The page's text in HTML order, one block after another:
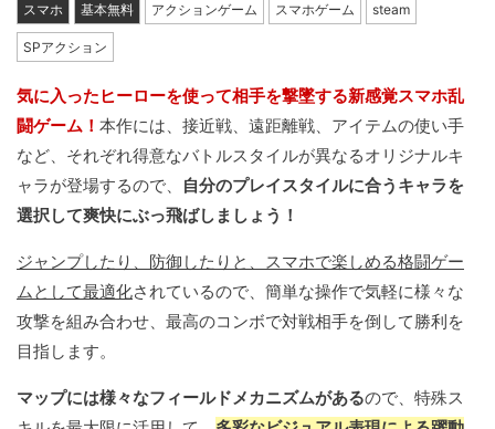
スマホ 基本無料 アクションゲーム スマホゲーム steam
SPアクション
気に入ったヒーローを使って相手を撃墜する新感覚スマホ乱
闘ゲーム！ 本作には、接近戦、遠距離戦、アイテムの使い手
など、それぞれ得意なバトルスタイルが異なるオリジナルキ
ャラが登場するので、
自分のプレイスタイルに合うキャラを
選択して爽快にぶっ飛ばしましょう！
ジャンプしたり、防御したりと、スマホで楽しめる格闘ゲー
ムとして最適化されているので、簡単な操作で気軽に様々な
攻撃を組み合わせ、最高のコンボで対戦相手を倒して勝利を
目指します。
マップには様々なフィールドメカニズムがあるので、特殊ス